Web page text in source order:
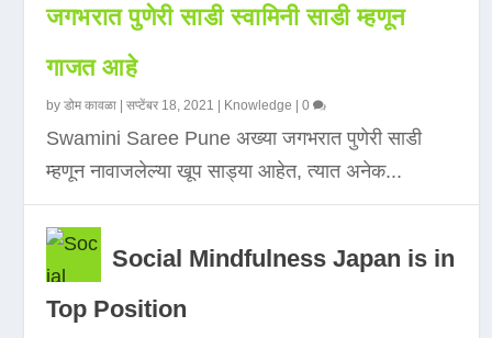
जगभरात पुणेरी साडी स्वामिनी साडी म्हणून
गाजत आहे
byडोम कावळा |सप्टेंबर 18, 2021 Knowledge |0
Swamini Saree Pune अख्या जगभरात पुणेरी साडी
म्हणून नावाजलेल्या खूप साड्या आहेत, त्यात अनेक...
Social Mindfulness Japan is in
Top Position